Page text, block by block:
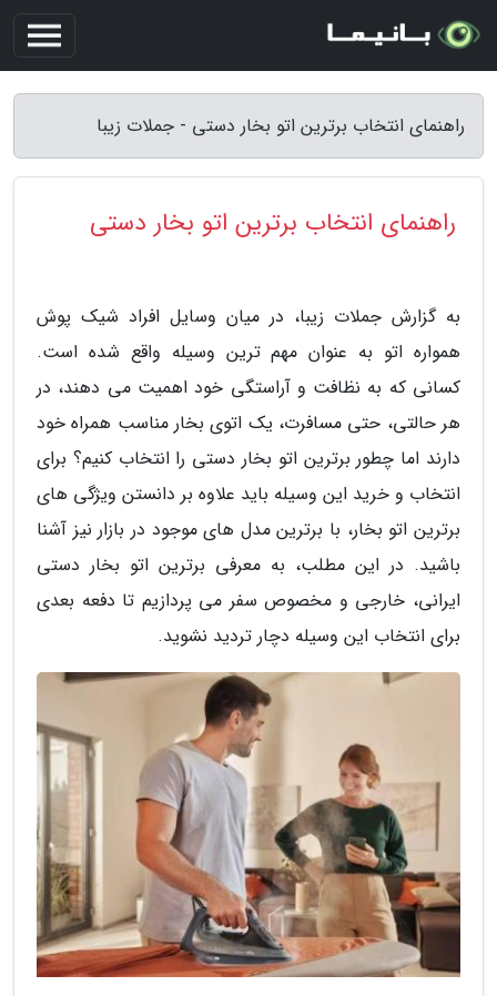
راهنمای انتخاب برترین اتو بخار دستی - جملات زیبا
راهنمای انتخاب برترین اتو بخار دستی
به گزارش جملات زیبا، در میان وسایل افراد شیک پوش
همواره اتو به عنوان مهم ترین وسیله واقع شده است.
کسانی که به نظافت و آراستگی خود اهمیت می دهند، در
هر حالتی، حتی مسافرت، یک اتوی بخار مناسب همراه خود
دارند اما چطور برترین اتو بخار دستی را انتخاب کنیم؟ برای
انتخاب و خرید این وسیله باید علاوه بر دانستن ویژگی های
برترین اتو بخار، با برترین مدل های موجود در بازار نیز آشنا
باشید. در این مطلب، به معرفی برترین اتو بخار دستی
ایرانی، خارجی و مخصوص سفر می پردازیم تا دفعه بعدی
برای انتخاب این وسیله دچار تردید نشوید.